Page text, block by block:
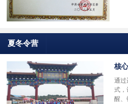
夏冬令营
核
通过
式，
醒、